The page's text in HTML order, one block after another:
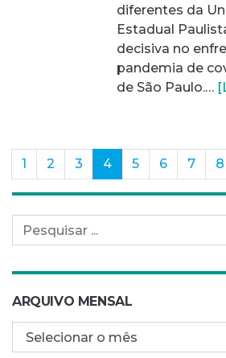
diferentes da
Estadual
decisiva no
pandemia de
de São Paulo.…
1 2 3 4(current)
5 6 7 8
Pesquisar por:
ARQUIVO MENSAL
Arquivo mensal